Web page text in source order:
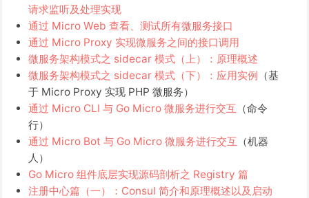
请求监听及处理实现
通过 Micro Web 查看、测试所有微服务接口
通过 Micro Proxy 实现微服务之间的接口调用
微服务架构模式之 sidecar 模式（上）：原理概述
微服务架构模式之 sidecar 模式（下）：应用实例 （基
于 Micro Proxy 实现 PHP 微服务）
通过 Micro CLI 与 Go Micro 微服务进行交互 （命令
行）
通过 Micro Bot 与 Go Micro 微服务进行交互 （机器
人）
Go Micro 组件底层实现源码剖析之 Registry 篇
注册中心篇（一）：Consul 简介和原理概述以及启动